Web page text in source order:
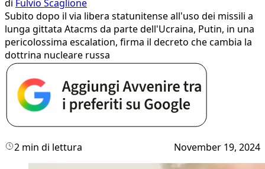
di Fulvio Scaglione
Subito dopo il via libera statunitense all'uso dei missili a
lunga gittata Atacms da parte dell'Ucraina, Putin, in una
pericolossima escalation, firma il decreto che cambia la
dottrina nucleare russa
2 min di lettura November 19, 2024